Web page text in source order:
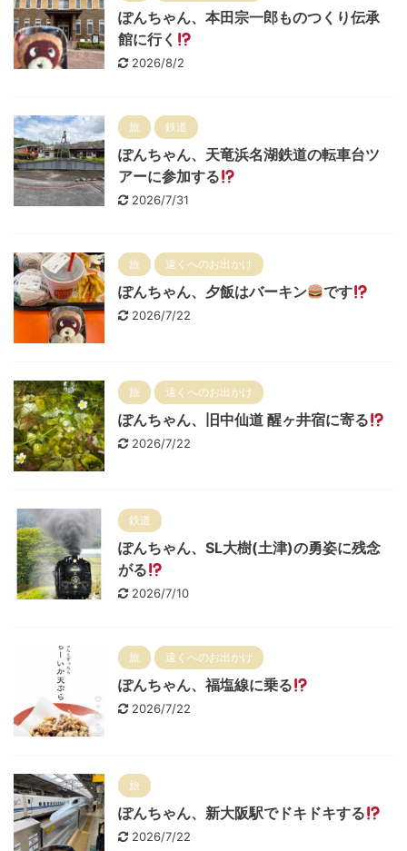
ぽんちゃん、本田宗一郎ものつくり伝承
館に行く
2026/8/2
旅 鉄道
ぽんちゃん、天竜浜名湖鉄道の転車台ツ
アーに参加する
2026/7/31
旅 遠くへのお出かけ
ぽんちゃん、夕飯はバーキン です
2026/7/22
旅 遠くへのお出かけ
ぽんちゃん、旧中仙道 醒ヶ井宿に寄る
2026/7/22
鉄道
ぽんちゃん、SL大樹(土津)の勇姿に残念
がる
2026/7/10
旅 遠くへのお出かけ
ぽんちゃん、福塩線に乗る
2026/7/22
旅
ぽんちゃん、新大阪駅でドキドキする
2026/7/22